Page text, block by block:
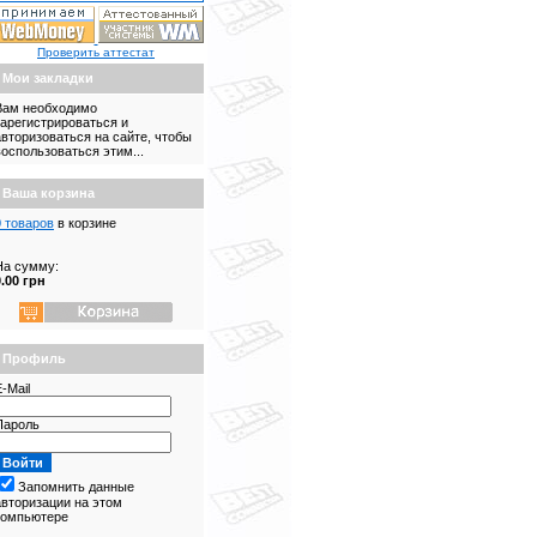
Проверить аттестат
Мои закладки
необходимо
и
на сайте, чтобы
этим...
Ваша корзина
товаров в корзине
сумму:
грн
Профиль
Mail
Запомнить данные
на этом